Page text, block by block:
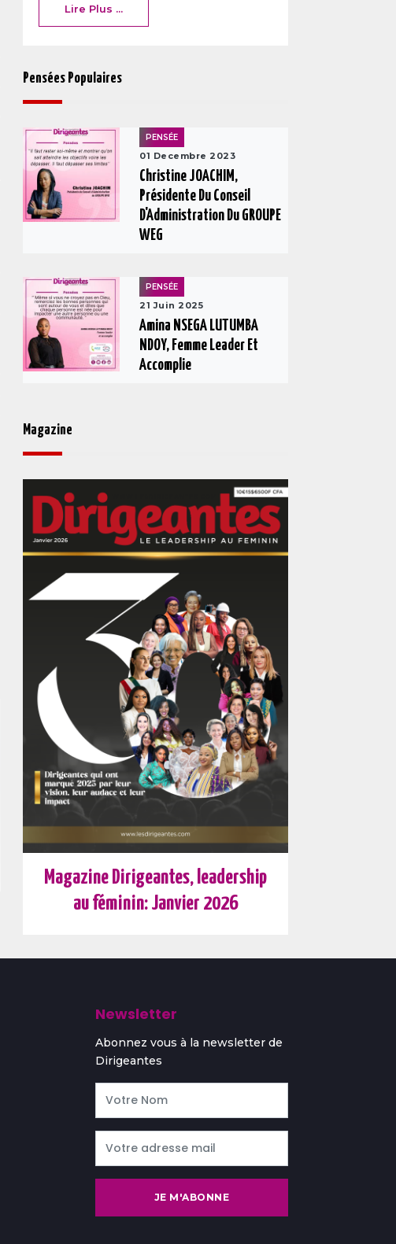
Lire Plus ...
Pensées Populaires
PENSÉE
01 Decembre 2023
Christine JOACHIM,
Présidente Du Conseil
D'Administration Du GROUPE
WEG
PENSÉE
21 Juin 2025
Amina NSEGA LUTUMBA
NDOY, Femme Leader Et
Accomplie
Magazine
Magazine Dirigeantes, leadership
au féminin: Janvier 2026
Newsletter
Abonnez vous à la newsletter de
Dirigeantes
JE M'ABONNE